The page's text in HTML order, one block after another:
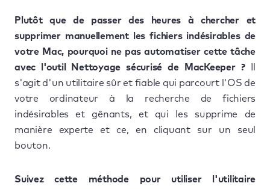
Plutôt que de passer des heures à chercher et
supprimer manuellement les fichiers indésirables de
votre Mac, pourquoi ne pas automatiser cette tâche
avec l'outil Nettoyage sécurisé de MacKeeper ?Il
s'agit d'un utilitaire sûr et fiable qui parcourt l'OS de
votre ordinateur à la recherche de fichiers
indésirables et gênants, et qui les supprime de
manière experte et ce, en cliquant sur un seul
bouton.
Suivez cette méthode pour utiliser l'utilitaire